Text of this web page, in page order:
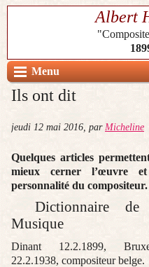
Albert
Menu
Ils ont dit
jeudi 12 mai 2016 par Micheline
Quelques articles
mieux cerner l’œuvre
personnalité du compositeur.
Dictionnaire
Musique
Dinant 12.2.1899,
22.2.1938, compositeur belge.